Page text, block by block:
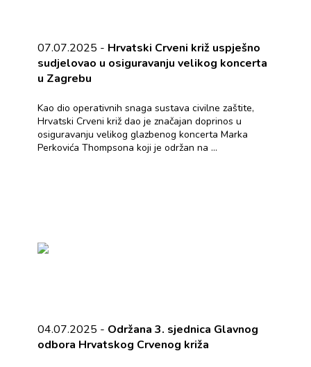
07.07.2025 - Hrvatski Crveni križ uspješno
sudjelovao u osiguravanju velikog koncerta
u Zagrebu
Kao dio operativnih snaga sustava civilne zaštite,
Hrvatski Crveni križ dao je značajan doprinos u
osiguravanju velikog glazbenog koncerta Marka
Perkovića Thompsona koji je održan na ...
04.07.2025 - Održana 3. sjednica Glavnog
odbora Hrvatskog Crvenog križa